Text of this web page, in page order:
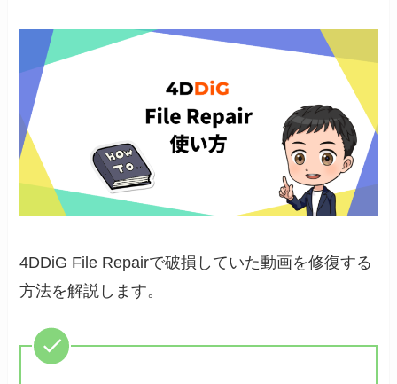
4DDiG File Repairで破損していた動画を修復する
方法を解説します。